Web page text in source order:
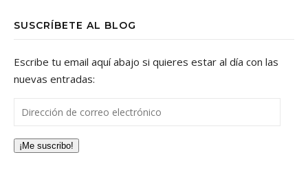
SUSCRÍBETE AL BLOG
Escribe tu email aquí abajo si quieres estar al día con las
nuevas entradas:
Dirección de correo electrónico
¡Me suscribo!